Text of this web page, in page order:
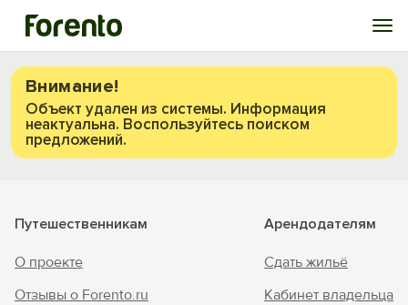
Войти
Избранное
Внимание!
Объект удален из системы. Информация
неактуальна. Воспользуйтесь поиском
предложений.
Путешественникам
О проекте
Отзывы о Forento.ru
Арендодателям
Сдать жильё
Кабинет владельца